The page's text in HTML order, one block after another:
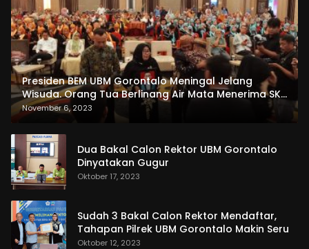
Presiden BEM UBM Gorontalo Meningal Jelang
Wisuda. Orang Tua Berlinang Air Mata Menerima SKL
dan Pemasangan Salempang
November 6, 2023
Dua Bakal Calon Rektor UBM Gorontalo
Dinyatakan Gugur
Oktober 17, 2023
Sudah 3 Bakal Calon Rektor Mendaftar,
Tahapan Pilrek UBM Gorontalo Makin Seru
Oktober 12, 2023